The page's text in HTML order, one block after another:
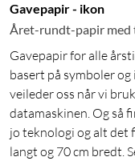
Gavepapir - ikon
Året-rundt-papir med
Gavepapir for alle
basert på symboler
veileder oss når vi
datamaskinen. Og så
jo teknologi og alt det
langt og 70 cm bredt.